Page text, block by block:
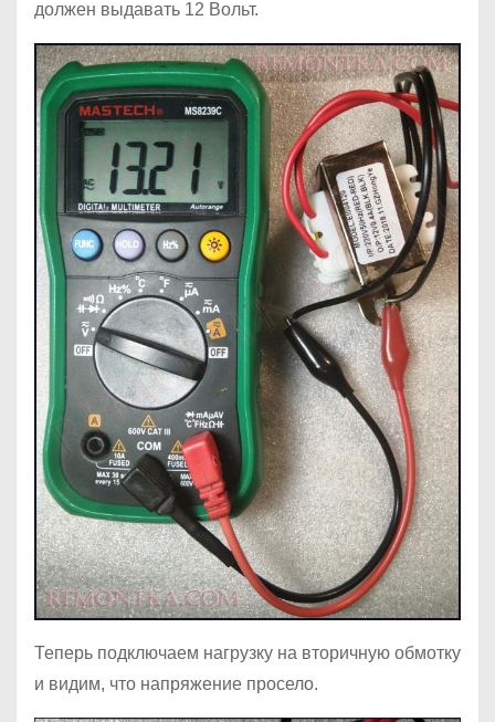
должен выдавать 12 Вольт.
Теперь подключаем нагрузку на вторичную обмотку
и видим, что напряжение просело.